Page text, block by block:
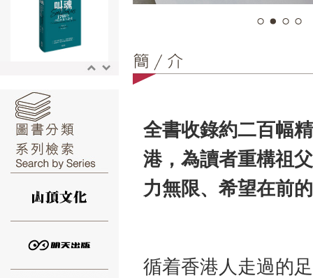
⑥
全書收錄約二百幅
港，為讀者重構祖
力無限、希望在前
循着香港人走過的